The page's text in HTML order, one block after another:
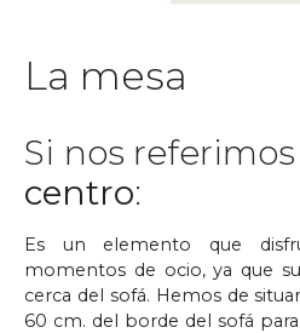
La mesa
Si nos
centro:
Es un elemento que
momentos de ocio, ya que
cerca del sofá. Hemos de
60 cm. del borde del sofá